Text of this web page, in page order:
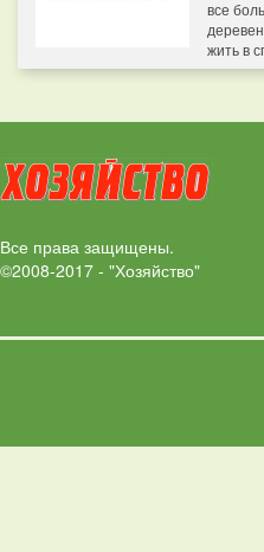
все
жить в
Все права защищены.
©2008-2017 - "Хозяйство"